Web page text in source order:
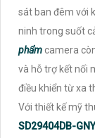
sát ban đêm với
ninh trong suốt
phẩmcamera
và hỗ trợ kết nối
điều khiển từ xa
Với thiết kế mỹ
SD29404DB-